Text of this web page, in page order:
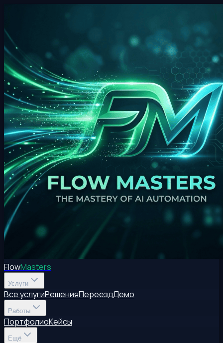
FlowMasters
Услуги
Все услугиРешенияПереездДемо
Работы
ПортфолиоКейсы
Ещё